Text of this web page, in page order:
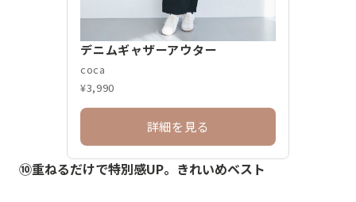
デニムギャザーアウター
coca
¥3,990
詳細を見る
⑩重ねるだけで特別感UP。きれいめベスト